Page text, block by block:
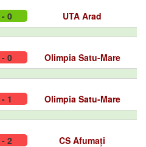
- 0 UTA Arad
0 Olimpia Satu-Mare
1 Olimpia Satu-Mare
2 CS Afumați